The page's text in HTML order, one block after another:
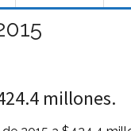
millones.